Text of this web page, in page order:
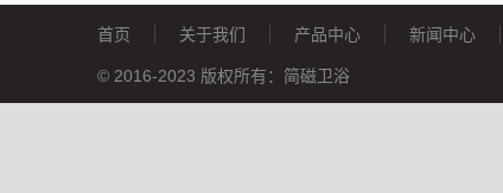
首页 关于我们 产品中心 新闻中心
© 2016-2023 版权所有： 简磁卫浴